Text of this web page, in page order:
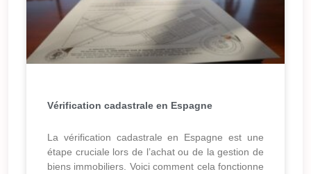
Vérification cadastrale en Espagne
La vérification cadastrale en Espagne est une
étape cruciale lors de l’achat ou de la gestion de
biens immobiliers. Voici comment cela fonctionne